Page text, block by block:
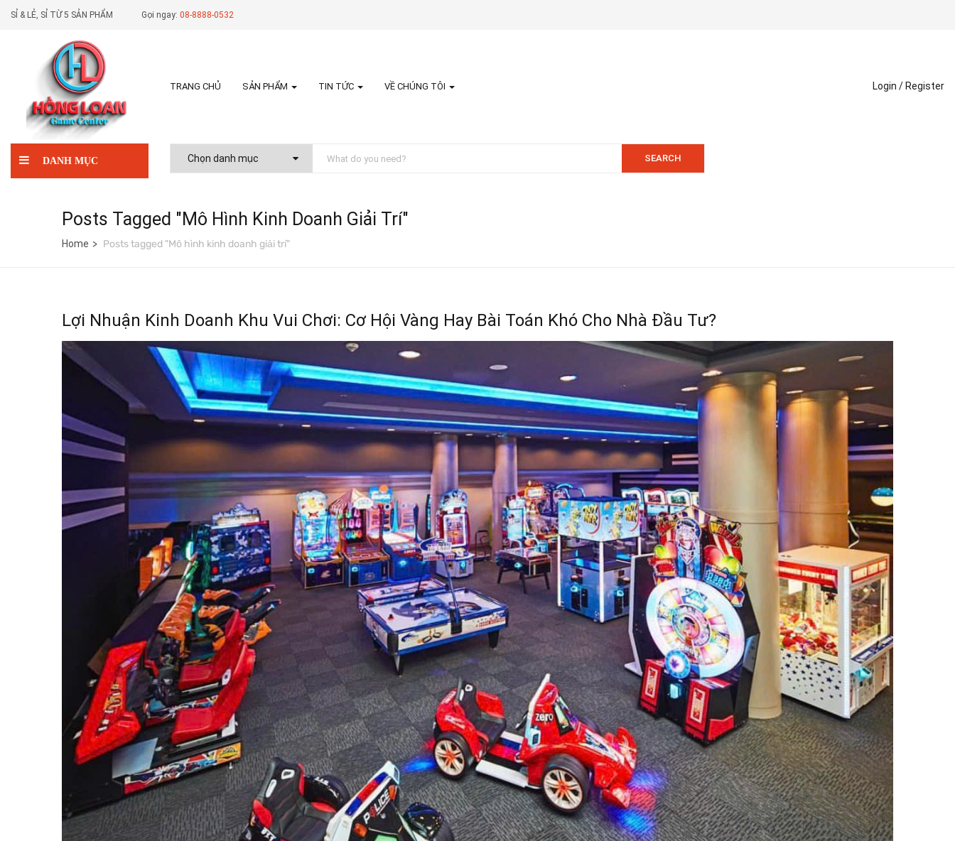
SỈ & LẺ, SỈ TỪ 5 SẢN PHẨM Gọi ngay: 08-8888-0532
TRANG CHỦ SẢN PHẨM TIN TỨC VỀ CHÚNG TÔI Login / Register
DANH MỤC SEARCH
Posts Tagged "Mô Hình Kinh Doanh Giải Trí"
Home Posts tagged "Mô hình kinh doanh giải trí"
Lợi Nhuận Kinh Doanh Khu Vui Chơi: Cơ Hội Vàng Hay Bài Toán Khó Cho Nhà Đầu Tư?